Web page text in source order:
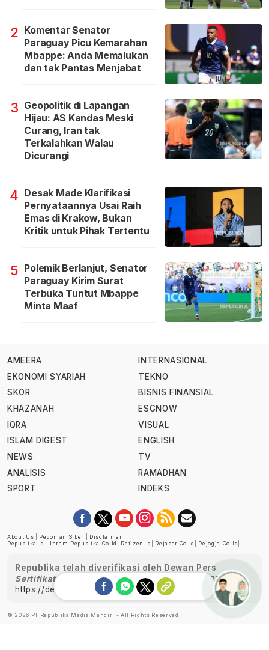
2 Komentar Senator
Paraguay Picu Kemarahan
Mbappe: Anda Memalukan
dan tak Pantas Menjabat
3 Geopolitik di Lapangan
Hijau: AS Kandas Meski
Curang, Iran tak
Terkalahkan Walau
Dicurangi
4 Desak Made Klarifikasi
Pernyataannya Usai Raih
Emas di Krakow, Bukan
Kritik untuk Pihak Tertentu
5 Polemik Berlanjut, Senator
Paraguay Kirim Surat
Terbuka Tuntut Mbappe
Minta Maaf
AMEERA
EKONOMI SYARIAH
SKOR
KHAZANAH
IQRA
ISLAM DIGEST
NEWS
ANALISIS
SPORT
INTERNASIONAL
TEKNO
BISNIS FINANSIAL
ESGNOW
VISUAL
ENGLISH
TV
RAMADHAN
INDEKS
About Us Pedoman Siber
Disclaimer
Republika.id
Ihram.republika.co.id Retizen.id Rejabar.co.id Rejogja.co.id
Republika telah diverifikasi oleh Dewan Pers
Sertifikat Nomor 1058/DP-Verifikasi/K/XII/2022
https://dewanpers.or.id/data/perusahaanpers
© 2026 PT Republika Media Mandiri - All Rights Reserved.